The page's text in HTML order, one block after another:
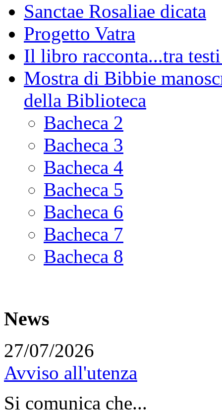
Sanctae Rosaliae dicata
Progetto Vatra
Il libro racconta...tra
Mostra di Bibbie
della Biblioteca
Bacheca 2
Bacheca 3
Bacheca 4
Bacheca 5
Bacheca 6
Bacheca 7
Bacheca 8
News
27/07/2026
Avviso all'utenza
Si comunica che...